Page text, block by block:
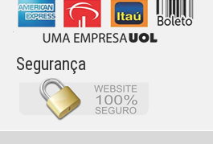
Segurança